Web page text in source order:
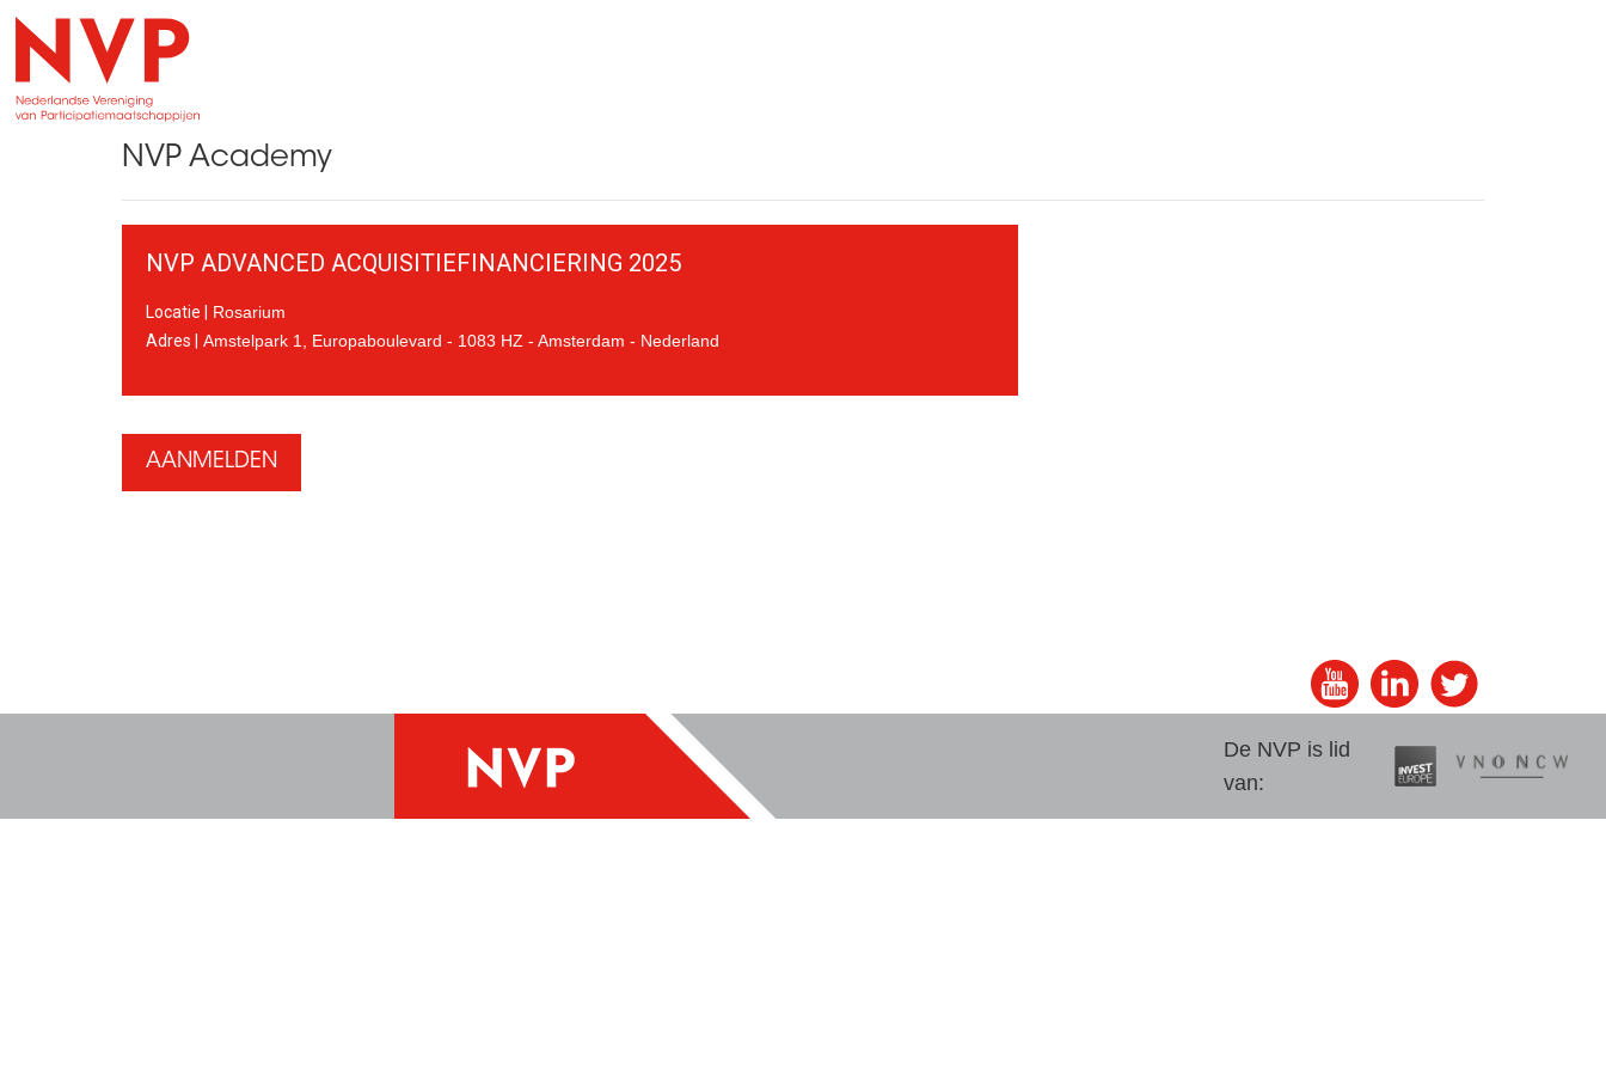
NVP Academy
NVP ADVANCED ACQUISITIEFINANCIERING 2025
Locatie |
Rosarium
Adres |
Amstelpark 1, Europaboulevard 1083 HZ Amsterdam Nederland
AANMELDEN
De NVP is lid
van: